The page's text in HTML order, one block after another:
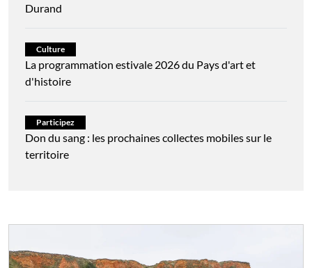
Durand
Culture
La programmation estivale 2026 du Pays d'art et
d'histoire
Participez
Don du sang : les prochaines collectes mobiles sur le
territoire